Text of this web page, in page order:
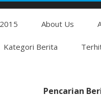
to About Us
Kategori Berita
Pencarian